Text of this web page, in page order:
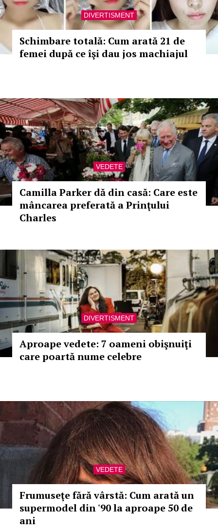
DIVERTISMENT
Schimbare totală: Cum arată 21 de
femei după ce îşi dau jos machiajul
VEDETE
Camilla Parker dă din casă: Care este
mâncarea preferată a Prinţului
Charles
DIVERTISMENT
Aproape vedete: 7 oameni obişnuiţi
care poartă nume celebre
VEDETE
Frumuseţe fără vârstă: Cum arată un
supermodel din '90 la aproape 50 de
ani